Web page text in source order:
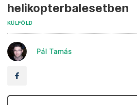
helikopterbalesetben
KÜLFÖLD
Pál Tamás